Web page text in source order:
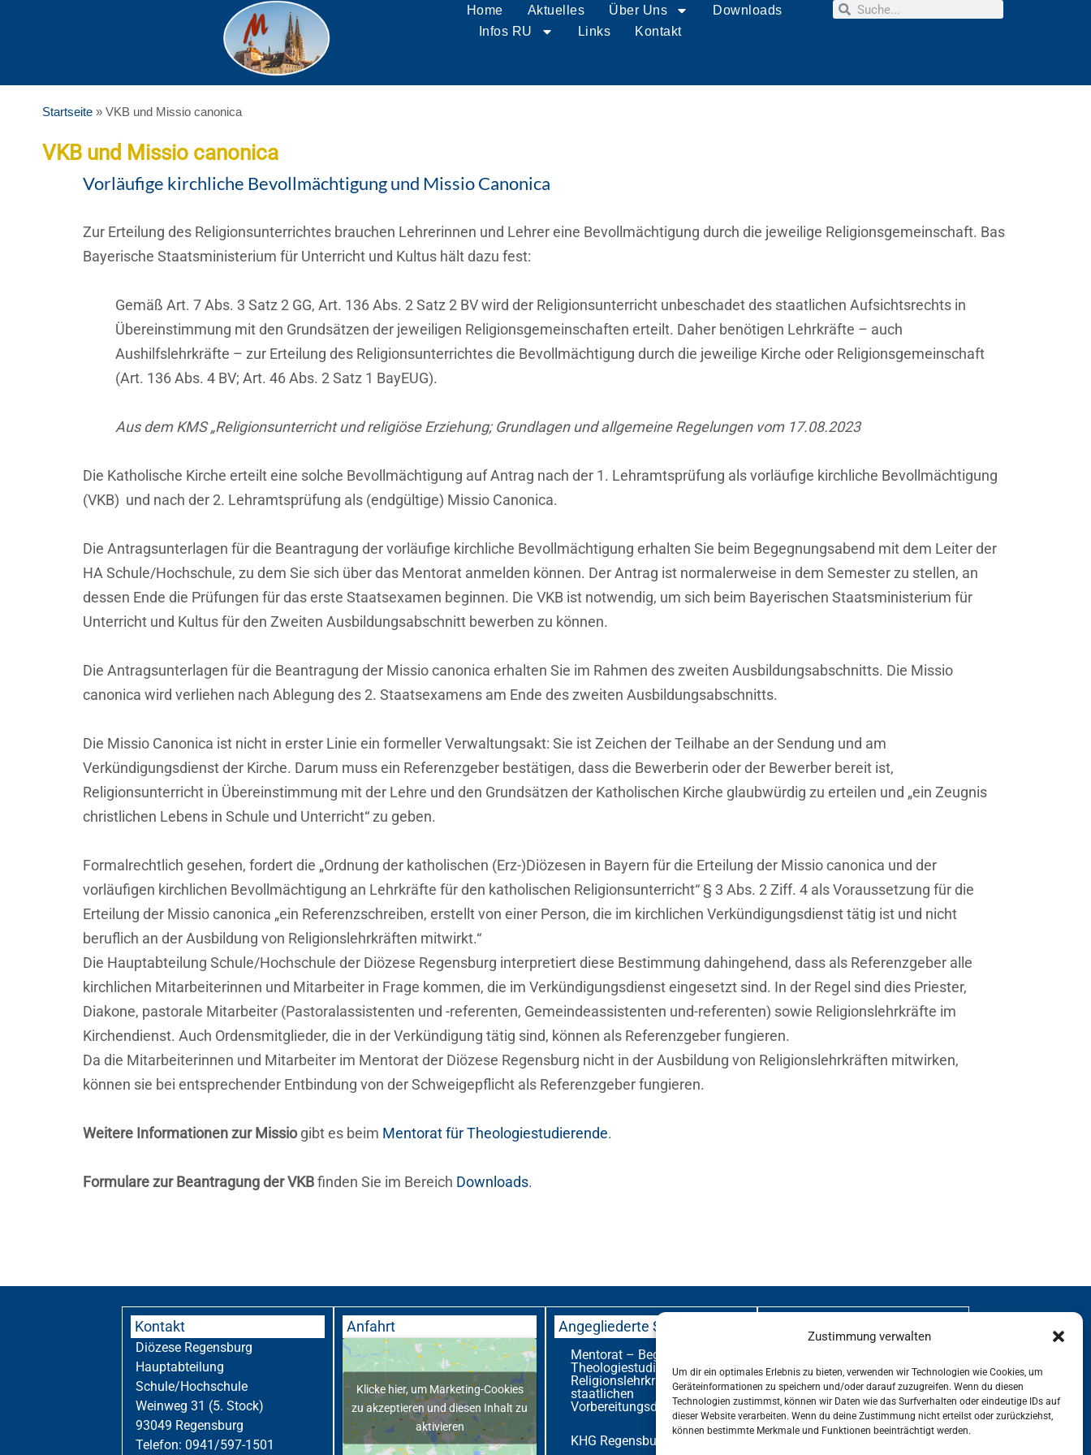
Zustimmung verwalten
Um dir ein optimales Erlebnis zu bieten, verwenden wir Technologien wie Cookies, um
Geräteinformationen zu speichern und/oder darauf zuzugreifen. Wenn du diesen
Technologien zustimmst, können wir Daten wie das Surfverhalten oder eindeutige IDs auf
dieser Website verarbeiten. Wenn du deine Zustimmung nicht erteilst oder zurückziehst,
können bestimmte Merkmale und Funktionen beeinträchtigt werden.
Home Aktuelles Über Uns Downloads
Home Aktuelles Über Uns
Downloads
Infos RU
Links Kontakt
Suche
Suche
Startseite » VKB und Missio canonica
VKB und Missio canonica
Vorläufige kirchliche Bevollmächtigung und Missio Canonica
Zur Erteilung des Religionsunterrichtes brauchen Lehrerinnen und Lehrer eine Bevollmächtigung durch die jeweilige Religionsgemeinschaft. Bas
Bayerische Staatsministerium für Unterricht und Kultus hält dazu fest:
Gemäß Art. 7 Abs. 3 Satz 2 GG, Art. 136 Abs. 2 Satz 2 BV wird der Religionsunterricht unbeschadet des staatlichen Aufsichtsrechts in
Übereinstimmung mit den Grundsätzen der jeweiligen Religionsgemeinschaften erteilt. Daher benötigen Lehrkräfte – auch
Aushilfslehrkräfte – zur Erteilung des Religionsunterrichtes die Bevollmächtigung durch die jeweilige Kirche oder Religionsgemeinschaft
(Art. 136 Abs. 4 BV; Art. 46 Abs. 2 Satz 1 BayEUG).
Aus dem KMS „Religionsunterricht und religiöse Erziehung; Grundlagen und allgemeine Regelungen vom 17.08.2023
Die Katholische Kirche erteilt eine solche Bevollmächtigung auf Antrag nach der 1. Lehramtsprüfung als vorläufige kirchliche Bevollmächtigung
(VKB) und nach der 2. Lehramtsprüfung als (endgültige) Missio Canonica.
Die Antragsunterlagen für die Beantragung der vorläufige kirchliche Bevollmächtigung erhalten Sie beim Begegnungsabend mit dem Leiter der
HA Schule/Hochschule, zu dem Sie sich über das Mentorat anmelden können. Der Antrag ist normalerweise in dem Semester zu stellen, an
dessen Ende die Prüfungen für das erste Staatsexamen beginnen. Die VKB ist notwendig, um sich beim Bayerischen Staatsministerium für
Unterricht und Kultus für den Zweiten Ausbildungsabschnitt bewerben zu können.
Die Antragsunterlagen für die Beantragung der Missio canonica erhalten Sie im Rahmen des zweiten Ausbildungsabschnitts. Die Missio
canonica wird verliehen nach Ablegung des 2. Staatsexamens am Ende des zweiten Ausbildungsabschnitts.
Die Missio Canonica ist nicht in erster Linie ein formeller Verwaltungsakt: Sie ist Zeichen der Teilhabe an der Sendung und am
Verkündigungsdienst der Kirche. Darum muss ein Referenzgeber bestätigen, dass die Bewerberin oder der Bewerber bereit ist,
Religionsunterricht in Übereinstimmung mit der Lehre und den Grundsätzen der Katholischen Kirche glaubwürdig zu erteilen und „ein Zeugnis
christlichen Lebens in Schule und Unterricht“ zu geben.
Formalrechtlich gesehen, fordert die „Ordnung der katholischen (Erz-)Diözesen in Bayern für die Erteilung der Missio canonica und der
vorläufigen kirchlichen Bevollmächtigung an Lehrkräfte für den katholischen Religionsunterricht“ § 3 Abs. 2 Ziff. 4 als Voraussetzung für die
Erteilung der Missio canonica „ein Referenzschreiben, erstellt von einer Person, die im kirchlichen Verkündigungsdienst tätig ist und nicht
beruflich an der Ausbildung von Religionslehrkräften mitwirkt.“
Die Hauptabteilung Schule/Hochschule der Diözese Regensburg interpretiert diese Bestimmung dahingehend, dass als Referenzgeber alle
kirchlichen Mitarbeiterinnen und Mitarbeiter in Frage kommen, die im Verkündigungsdienst eingesetzt sind. In der Regel sind dies Priester,
Diakone, pastorale Mitarbeiter (Pastoralassistenten und -referenten, Gemeindeassistenten und-referenten) sowie Religionslehrkräfte im
Kirchendienst. Auch Ordensmitglieder, die in der Verkündigung tätig sind, können als Referenzgeber fungieren.
Da die Mitarbeiterinnen und Mitarbeiter im Mentorat der Diözese Regensburg nicht in der Ausbildung von Religionslehrkräften mitwirken,
können sie bei entsprechender Entbindung von der Schweigepflicht als Referenzgeber fungieren.
Weitere Informationen zur Missiogibt es beim Mentorat für Theologiestudierende.
Formulare zur Beantragung der VKBfinden Sie im Bereich Downloads.
Kontakt
Diözese Regensburg
Hauptabteilung
Schule/Hochschule
Weinweg 31 (5. Stock)
93049 Regensburg
Telefon: 0941/597-1501
Impressum
Angegliederte Stellen
Mentorat – Begleitung für
Theologiestudierende und
Religionslehrkräfte im
staatlichen
Vorbereitungsdienst
KHG Regensburg
Anfahrt
Klicke hier, um Marketing-Cookies
zu akzeptieren und diesen Inhalt zu
aktivieren